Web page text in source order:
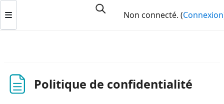
Passer au contenu principal
Panneau latéral
Non connecté. (Connexion
Politique de confidentialité